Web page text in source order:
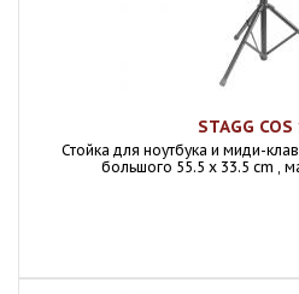
STAGG
Стойка для ноутбука и миди-
большого 55.5 x 33.5 cm ,